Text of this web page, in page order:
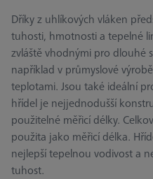
Dříky z uhlíkových vláken
tuhosti, hmotnosti a tepelné
zvláště vhodnými pro dlouhé
například v průmyslové
teplotami. Jsou také ideální
hřídel je nejjednodušší
použitelné měřicí délky.
použita jako měřicí délka.
nejlepší tepelnou vodivost a
tuhost.